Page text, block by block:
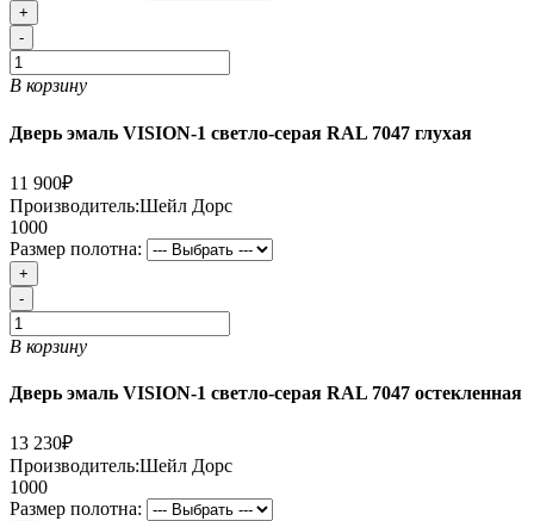
+
-
В корзину
Дверь эмаль VISION-1 светло-серая RAL 7047 глухая
11 900₽
Производитель:Шейл Дорс
1000
Размер полотна:
+
-
В корзину
Дверь эмаль VISION-1 светло-серая RAL 7047 остекленная
13 230₽
Производитель:Шейл Дорс
1000
Размер полотна: